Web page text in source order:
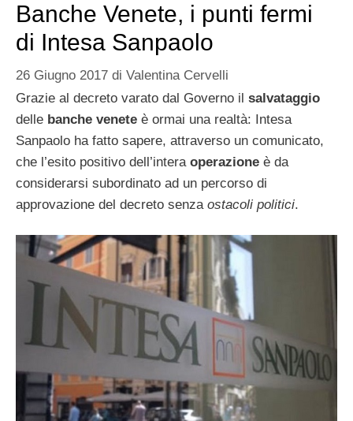
Banche Venete, i punti fermi
di Intesa Sanpaolo
26 Giugno 2017 di Valentina Cervelli
Grazie al decreto varato dal Governo il salvataggio
delle banche venete è ormai una realtà: Intesa
Sanpaolo ha fatto sapere, attraverso un comunicato,
che l’esito positivo dell’intera operazione è da
considerarsi subordinato ad un percorso di
approvazione del decreto senzaostacoli politici.